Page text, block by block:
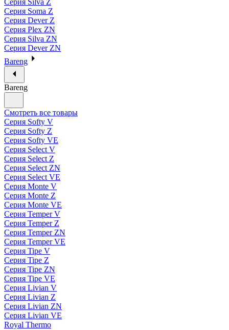
Серия Silva Z
Серия Soma Z
Серия Dever Z
Серия Plex ZN
Серия Silva ZN
Серия Dever ZN
Bareng
Bareng
Смотреть все товары
Серия Softy V
Серия Softy Z
Серия Softy VE
Серия Select V
Серия Select Z
Серия Select ZN
Серия Select VE
Серия Monte V
Серия Monte Z
Серия Monte VE
Серия Temper V
Серия Temper Z
Серия Temper ZN
Серия Temper VE
Серия Tipe V
Серия Tipe Z
Серия Tipe ZN
Серия Tipe VE
Серия Livian V
Серия Livian Z
Серия Livian ZN
Серия Livian VE
Royal Thermo